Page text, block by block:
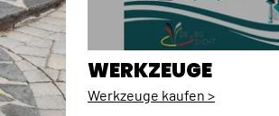
WERKZEUGE
Werkzeuge kaufen >